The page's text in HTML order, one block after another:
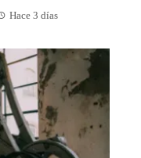
Hace 3 días